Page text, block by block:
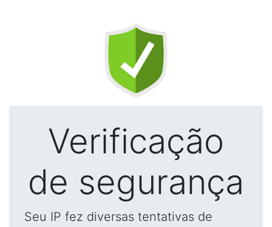
Verificação
de segurança
Seu IP fez diversas tentativas de